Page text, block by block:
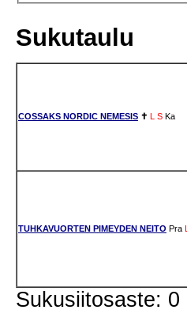
Sukutaulu
COSSAKS NORDIC NEMESIS ✝ L S Ka
TUHKAVUORTEN PIMEYDEN NEITO Pra
Sukusiitosaste: